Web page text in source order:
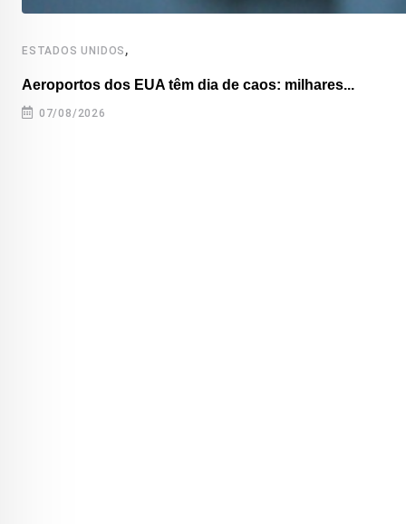
ESTADOS UNIDOS ,
Aeroportos dos EUA têm dia de caos: milhares...
07/08/2026